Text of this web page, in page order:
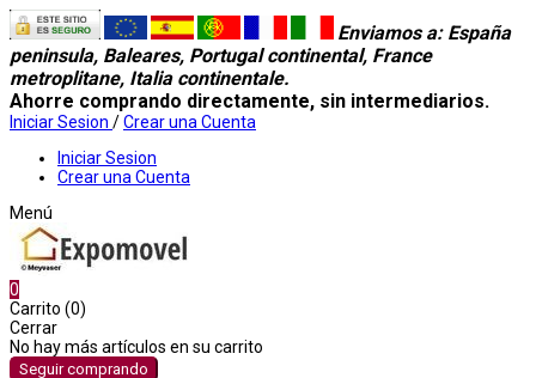
Enviamos a: España
peninsula, Baleares, Portugal continental, France
metroplitane, Italia continentale.
Ahorre comprando directamente, sin intermediarios.
Iniciar Sesion /Crear una Cuenta
Iniciar Sesion
Crear una Cuenta
Menú
0
Carrito (0)
Cerrar
No hay más artículos en su carrito
Seguir comprando